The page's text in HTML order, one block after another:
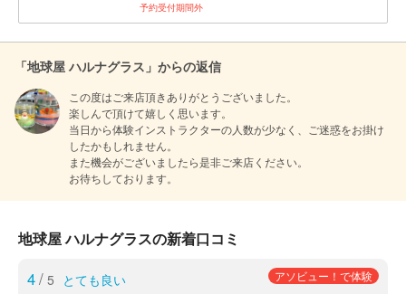
予約受付期間外
「地球屋 ハルナグラス」からの返信
この度はご来店頂きありがとうございました。
楽しんで頂けて嬉しく思います。
当日から体験インストラクターの人数が少なく、ご迷惑をお掛け
したかもしれません。
また機会がございましたら是非ご来店ください。
お待ちしております。
地球屋 ハルナグラスの新着口コミ
4/ 5 とても良い アソビュー！で体験